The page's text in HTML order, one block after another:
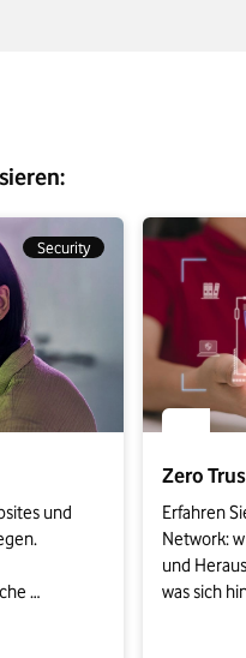
Security
und
BSI
Zero
Erfahren
Network:
und
was sich